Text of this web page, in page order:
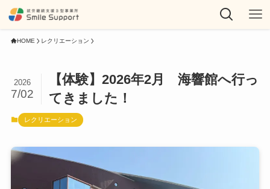
HOME レクリエーション
【体験】2026年2月 海響館へ行っ
てきました！
2026
7/02
レクリエーション